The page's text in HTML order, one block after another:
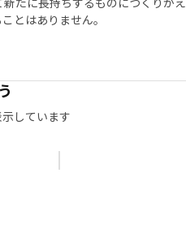
とはありません。
しています